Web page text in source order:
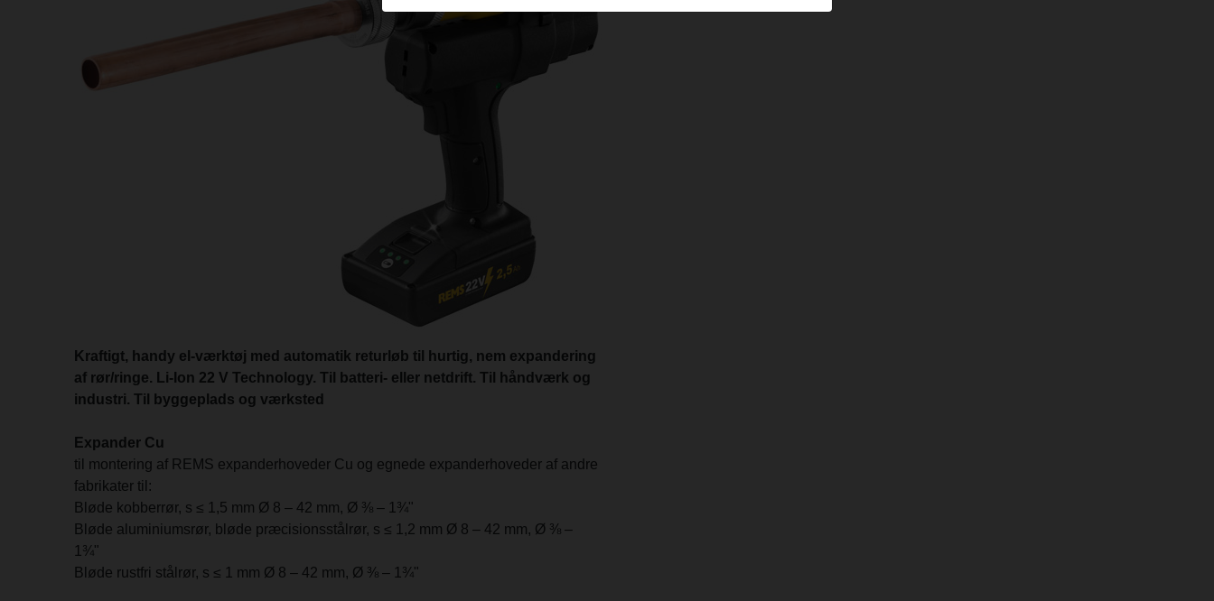
Kraftigt, handy el-værktøj med automatik returløb til hurtig, nem expandering
af rør/ringe. Li-Ion 22 V Technology. Til batteri- eller netdrift. Til håndværk og
industri. Til byggeplads og værksted
Expander Cu
til montering af REMS expanderhoveder Cu og egnede expanderhoveder af andre
fabrikater til:
Bløde kobberrør, s ≤ 1,5 mm Ø 8 – 42 mm, Ø ⅜ – 1¾"
Bløde aluminiumsrør, bløde præcisionsstålrør, s ≤ 1,2 mm Ø 8 – 42 mm, Ø ⅜ –
1¾"
Bløde rustfri stålrør, s ≤ 1 mm Ø 8 – 42 mm, Ø ⅜ – 1¾"